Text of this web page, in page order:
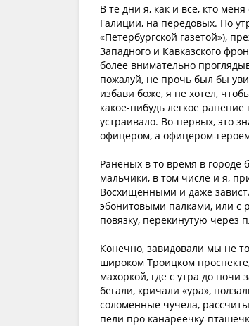
В те дни я, как и все, кто
Галиции, на передовых. По
«Петербургской газетой»),
Западного и Кавказского
более внимательно
пожалуй, не прочь был бы
избави боже, я не хотел,
какое-нибудь легкое
устраивало. Во-первых, это
офицером, а офицером-
Раненых в то время в
мальчики, в том числе и я,
Восхищенными и даже
эбонитовыми палками, или с
повязку, перекинутую через
Конечно, завидовали мы не
широком Троицком
махоркой, где с утра до
бегали, кричали «ура»,
соломенные чучела,
пели про канареечку-